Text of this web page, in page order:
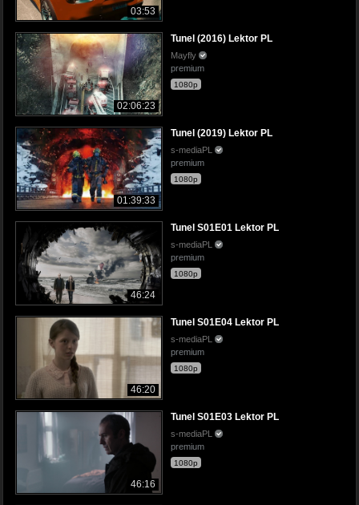
03:53
02:06:23
Tunel (2016) Lektor PL
Mayfly
premium
1080p
01:39:33
Tunel (2019) Lektor PL
s-mediaPL
premium
1080p
46:24
Tunel S01E01 Lektor PL
s-mediaPL
premium
1080p
46:20
Tunel S01E04 Lektor PL
s-mediaPL
premium
1080p
46:16
Tunel S01E03 Lektor PL
s-mediaPL
premium
1080p